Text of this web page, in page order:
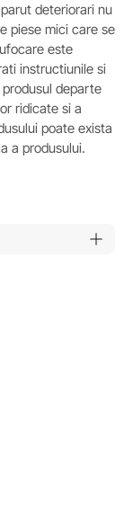
deteriorari nu
piese mici care se
este
instructiunile si
departe
ridicate si a
poate exista
a produsului.